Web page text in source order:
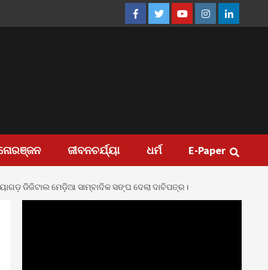
FacebookTwitterYoutubeInstagramLinkedin
ଜୀବନଚର୍ଯ୍ୟା ଧର୍ମ E-Paper
ଡିଜିଟାଲ ମେଡ଼ିଆ ସାମ୍ବାଦିକ ସଙ୍ଘ ଦେଲା ଦାବିପତ୍ର।